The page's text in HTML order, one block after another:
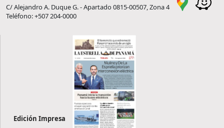
C/ Alejandro A. Duque G. - Apartado 0815-00507, Zona 4
Teléfono: +507 204-0000
Edición Impresa